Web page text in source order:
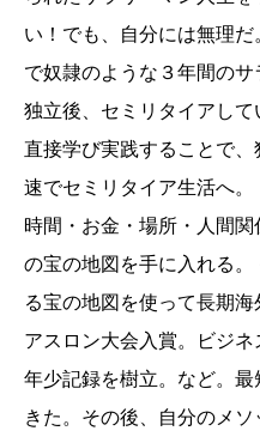
い！でも、自分には無理
で奴隷のような３年間のサ
独立後、セミリタイアし
直接学び実践することで
速でセミリタイア生活へ。
時間・お金・場所・人間
の宝の地図を手に入れる。
る宝の地図を使って長期
アスロン大会入賞。ビジ
年少記録を樹立。など。
きた。その後、自分のメ